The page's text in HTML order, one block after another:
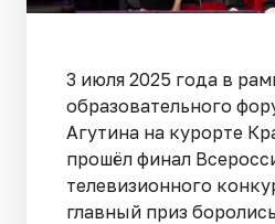
3 июля 2025 года в
образовательного
Агутина на курорте
прошёл финал
телевизионного
главный приз